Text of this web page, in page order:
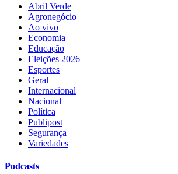
Abril Verde
Agronegócio
Ao vivo
Economia
Educação
Eleições 2026
Esportes
Geral
Internacional
Nacional
Política
Publipost
Segurança
Variedades
Podcasts